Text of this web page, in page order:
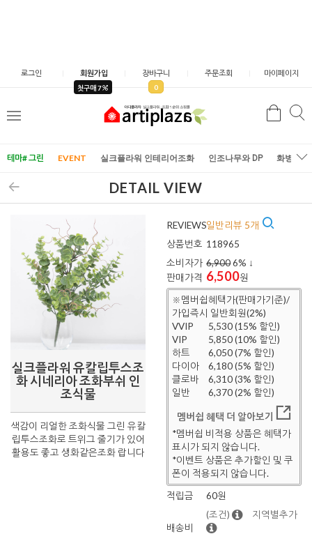
로그인 회원가입
첫구매 7
장바구니
0
주문조회 마이페이지
메
검
테마# 그린 EVENT 실크플라워 인테리어조화 인조나무와 DP 화병/화
DETAIL VIEW
실크플라워 유칼립투스조
화 시네리아 조화부쉬 인
조식물
색감이 리얼한 조화식물 그린 유칼
립투스조화로 트위그 줄기가 있어
활용도 좋고 생화같은조화 랍니다
REVIEWS일반리뷰 5개
상품번호 118965
소비자가 6,9006% ↓
판매가격 6,500원
※멤버쉽혜택가(판매가기준)/
가입즉시 일반회원(2%)
VVIP
5,530 (15% 할인)
VIP
5,850 (10% 할인)
하트
6,050 (7% 할인)
다이아
6,180 (5% 할인)
클로바
6,310 (3% 할인)
일반
6,370 (2% 할인)
멤버쉽 혜택 더 알아보기
*멤버쉽 비적용 상품은 혜택가
표시가 되지 않습니다.
*이벤트 상품은 추가할인 및 쿠
폰이 적용되지 않습니다.
적립금
60원
배송비
(조건) 지역별추가